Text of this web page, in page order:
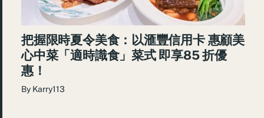
把握限時夏令美食：以滙豐信用卡 惠顧美
心中菜「適時識食」菜式 即享85 折優
惠！
By Karry113